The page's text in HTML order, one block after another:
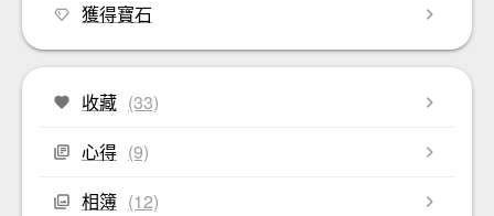
獲得寶石
收藏 (33)
心得 (9)
相簿 (12)